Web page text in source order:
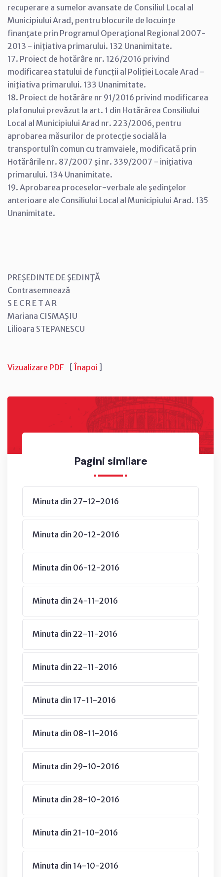
Pagini similare
Minuta din 27-12-2016
Minuta din 20-12-2016
Minuta din 06-12-2016
Minuta din 24-11-2016
Minuta din 22-11-2016
Minuta din 22-11-2016
Minuta din 17-11-2016
Minuta din 08-11-2016
Minuta din 29-10-2016
Minuta din 28-10-2016
Minuta din 21-10-2016
Minuta din 14-10-2016
recuperare a sumelor avansate de Consiliul Local al
Municipiului Arad, pentru blocurile de locuinţe
finanţate prin Programul Operaţional Regional 2007-
2013 - iniţiativa primarului. 132 Unanimitate.
17. Proiect de hotărâre nr. 126/2016 privind
modificarea statului de funcţii al Poliţiei Locale Arad -
iniţiativa primarului. 133 Unanimitate.
18. Proiect de hotărâre nr 91/2016 privind modificarea
plafonului prevăzut la art. 1 din Hotărârea Consiliului
Local al Municipiului Arad nr. 223/2006, pentru
aprobarea măsurilor de protecţie socială la
transportul în comun cu tramvaiele, modificată prin
Hotărârile nr. 87/2007 şi nr. 339/2007 - iniţiativa
primarului. 134 Unanimitate.
19. Aprobarea proceselor-verbale ale şedinţelor
anterioare ale Consiliului Local al Municipiului Arad. 135
Unanimitate.
PREŞEDINTE DE ŞEDINŢĂ
Contrasemnează
S E C R E T A R
Mariana CISMAŞIU
Lilioara STEPANESCU
Vizualizare PDF [ Înapoi ]